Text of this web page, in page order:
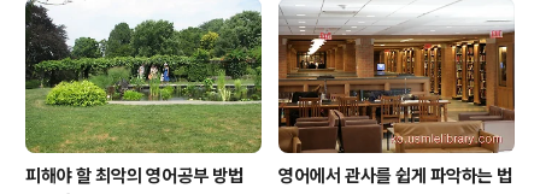
피해야 할 최악의 영어공부 방법
영어에서 관사를 쉽게 파악하는 법